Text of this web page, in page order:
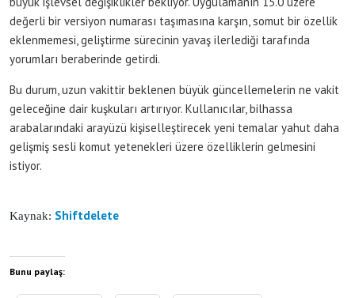
değerli bir versiyon numarası taşımasına karşın, somut bir özellik
eklenmemesi, geliştirme sürecinin yavaş ilerlediği tarafında
yorumları beraberinde getirdi.
Bu durum, uzun vakittir beklenen büyük güncellemelerin ne vakit
geleceğine dair kuşkuları artırıyor. Kullanıcılar, bilhassa
arabalarındaki arayüzü kişiselleştirecek yeni temalar yahut daha
gelişmiş sesli komut yetenekleri üzere özelliklerin gelmesini
istiyor.
Kaynak: Shiftdelete
Bunu paylaş: